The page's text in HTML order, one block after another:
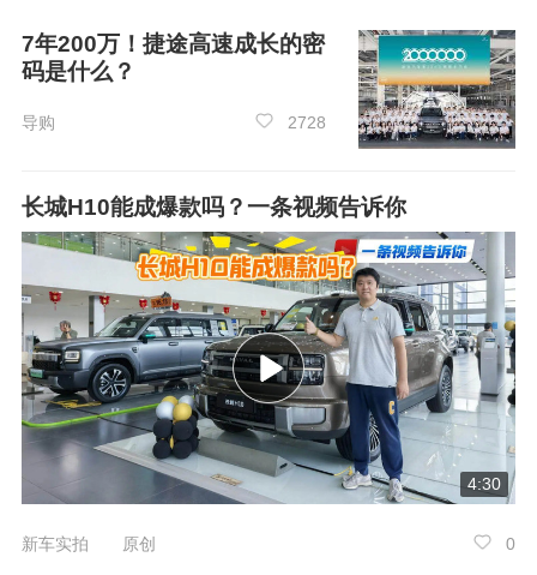
如果您近期有购买一款4座车的计划，那么这份榜
单将是您不容错过的参考。让我们一起揭开这些
热销车型的神秘面纱，看看它们究竟具备了哪些
未来的购车决策提供有价值的参考。
7年200万！捷途高速成长的密
码是什么？
导购 2728
长城H10能成爆款吗？一条视频告诉你
4:30
新车实拍 原创 0